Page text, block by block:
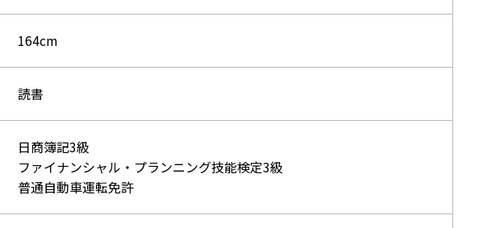
164cm
読書
日商簿記3級
ファイナンシャル・プランニング技能検定3級
普通自動車運転免許